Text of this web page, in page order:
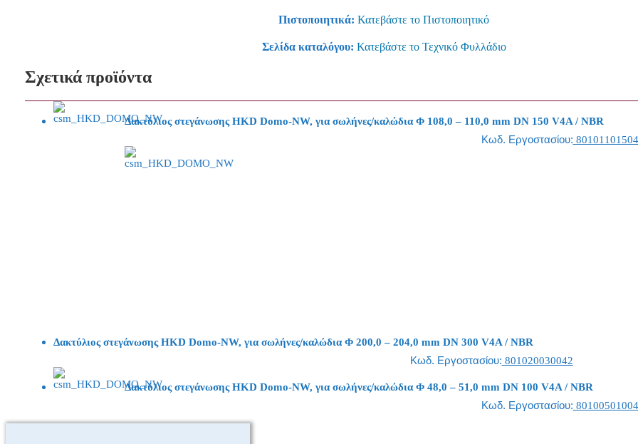
Πιστοποιητικά: Κατεβάστε το Πιστοποιητικό
Σελίδα καταλόγου: Κατεβάστε το Τεχνικό Φυλλάδιο
Σχετικά προϊόντα
Δακτύλιος στεγάνωσης HKD Domo-NW, για σωλήνες/καλώδια Φ 108,0 – 110,0 mm DN 150 V4A / NBR
Κωδ. Εργοστασίου:
Δακτύλιος στεγάνωσης HKD Domo-NW, για σωλήνες/καλώδια Φ 200,0 – 204,0 mm DN 300 V4A / NBR
Κωδ. Εργοστασίου: 801020030042
Δακτύλιος στεγάνωσης HKD Domo-NW, για σωλήνες/καλώδια Φ 48,0 – 51,0 mm DN 100 V4A / NBR
Κωδ. Εργοστασίου: